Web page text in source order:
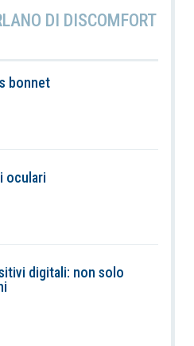
DI DISCOMFORT
bonnet
oculari
digitali: non solo